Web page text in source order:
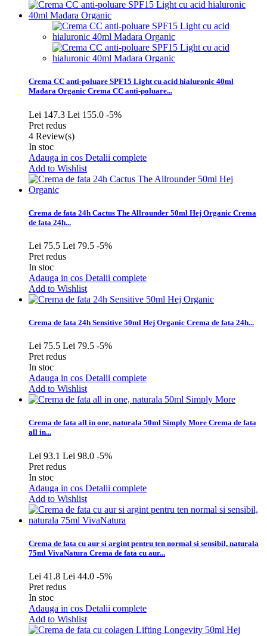
Crema CC anti-poluare SPF15 Light cu acid hialuronic 40ml
Madara Organic Crema CC anti-poluare...
Lei 147.3 Lei 155.0 -5%
Pret redus
4 Review(s)
In stoc
Adauga in cos Detalii complete
Add to Wishlist
Crema de fata 24h Cactus The Allrounder 50ml Hej Organic Crema
de fata 24h...
Lei 75.5 Lei 79.5 -5%
Pret redus
In stoc
Adauga in cos Detalii complete
Add to Wishlist
Crema de fata 24h Sensitive 50ml Hej Organic Crema de fata 24h...
Lei 75.5 Lei 79.5 -5%
Pret redus
In stoc
Adauga in cos Detalii complete
Add to Wishlist
Crema de fata all in one, naturala 50ml Simply More Crema de fata
all in...
Lei 93.1 Lei 98.0 -5%
Pret redus
In stoc
Adauga in cos Detalii complete
Add to Wishlist
Crema de fata cu aur si argint pentru ten normal si sensibil, naturala
75ml VivaNatura Crema de fata cu aur...
Lei 41.8 Lei 44.0 -5%
Pret redus
In stoc
Adauga in cos Detalii complete
Add to Wishlist